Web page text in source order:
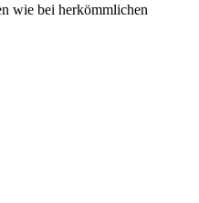
wie bei herkömmlichen